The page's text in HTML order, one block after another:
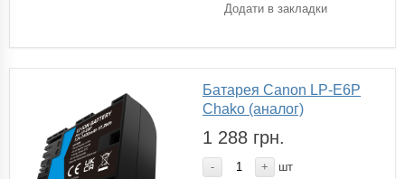
Додати в закладки
Батарея Canon LP-E6P
Chako (аналог)
1 288 грн.
- + шт